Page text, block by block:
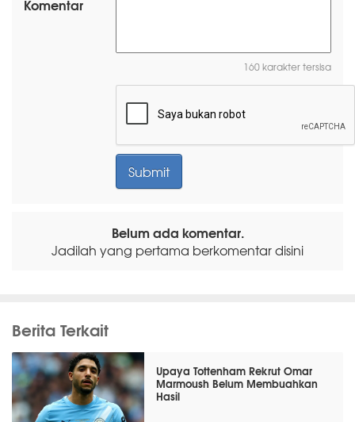
Komentar
160 karakter tersisa
Belum ada komentar.
Jadilah yang pertama berkomentar disini
Berita Terkait
Upaya Tottenham Rekrut Omar
Marmoush Belum Membuahkan
Hasil